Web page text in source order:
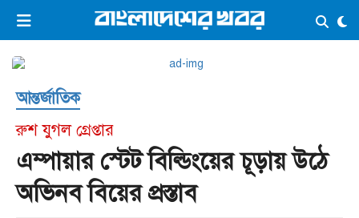
ভিডিও ই-পেপার লগইন ×
প্রচ্ছদ
সব বিভাগ
আর্কাইভ
কনভার্টার
আন্তর্জাতিক
রুশ যুগল গ্রেপ্তার
এম্পায়ার স্টেট বিল্ডিংয়ের চূড়ায় উঠে
অভিনব বিয়ের প্রস্তাব